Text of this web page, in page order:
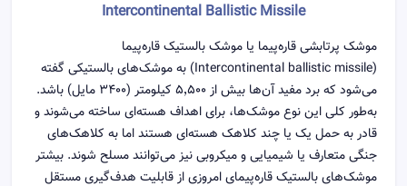
Intercontinental Ballistic Missile
موشک پرتابشی قاره‌پیما یا موشک بالستیک قاره‌پیما
(Intercontinental ballistic missile) به موشک‌های بالستیکی گفته
می‌شود که برد مفید آن‌ها بیش از ۵٬۵۰۰ کیلومتر (۳۴۰۰ مایل) باشد.
به‌طور کلی این نوع موشک‌ها، برای اهداف هسته‌ای ساخته می‌شوند و
قادر به حمل یک یا چند کلاهک هسته‌ای هستند اما به کلاهک‌های
جنگی متعارف یا شیمیایی و میکروبی نیز می‌توانند مسلح شوند. بیشتر
موشک‌های بالستیک قاره‌پیمای امروزی از قابلیت هدف‌گیری مستقل